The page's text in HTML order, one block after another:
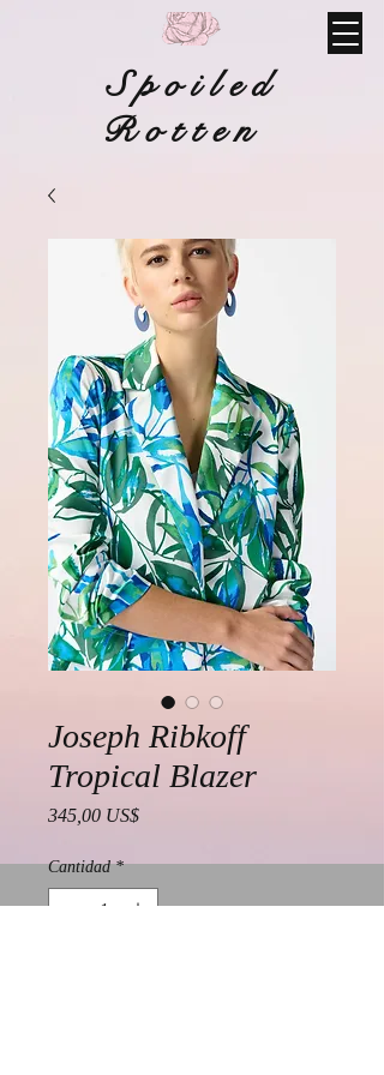
Spoiled
Rotten
Joseph Ribkoff
Tropical Blazer
345,00 US$Precio
Cantidad *